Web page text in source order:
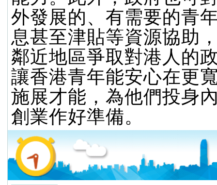
外發展的、有需要的青
息甚至津貼等資源協助
鄰近地區爭取對港人的
讓香港青年能安心在更
施展才能，為他們投身
創業作好準備。